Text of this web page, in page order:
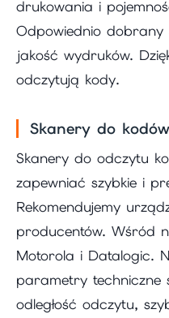
drukowania i
Odpowiednio
jakość wydruków.
odczytują kody.
Skanery do
Skanery do odczytu
zapewniać szybkie i
Rekomendujemy
producentów. Wśród
Motorola i Datalogic.
parametry techniczne
odległość odczytu,